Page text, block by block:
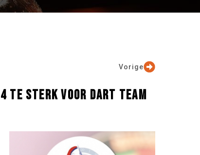
Vorige
TE STERK VOOR DART TEAM